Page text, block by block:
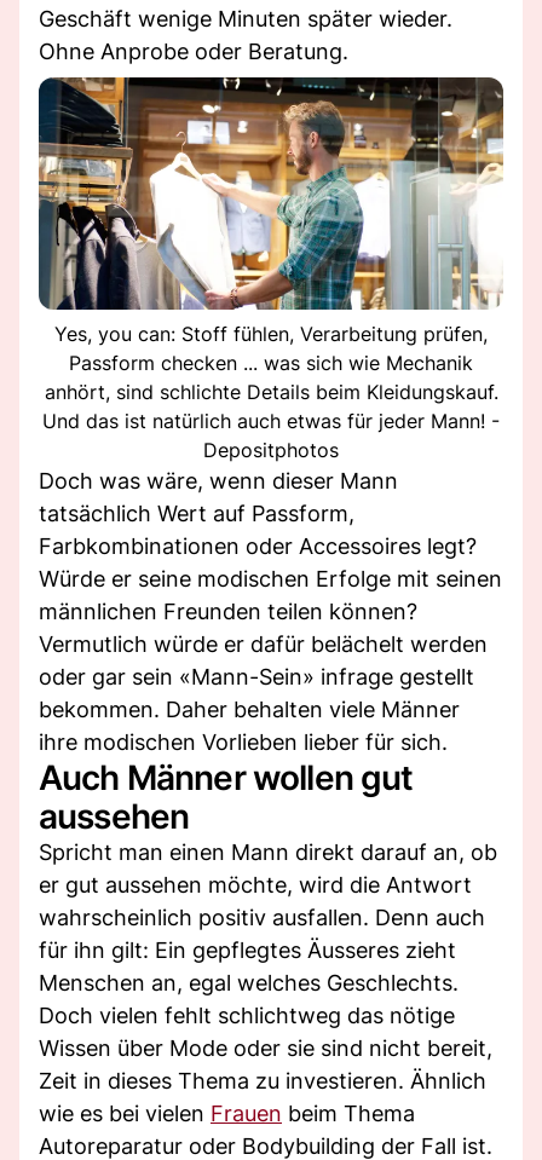
Geschäft wenige Minuten später wieder.
Ohne Anprobe oder Beratung.
Yes, you can: Stoff fühlen, Verarbeitung prüfen,
Passform checken ... was sich wie Mechanik
anhört, sind schlichte Details beim Kleidungskauf.
Und das ist natürlich auch etwas für jeder Mann! -
Depositphotos
Doch was wäre, wenn dieser Mann
tatsächlich Wert auf Passform,
Farbkombinationen oder Accessoires legt?
Würde er seine modischen Erfolge mit seinen
männlichen Freunden teilen können?
Vermutlich würde er dafür belächelt werden
oder gar sein «Mann-Sein» infrage gestellt
bekommen. Daher behalten viele Männer
ihre modischen Vorlieben lieber für sich.
Auch Männer wollen gut
aussehen
Spricht man einen Mann direkt darauf an, ob
er gut aussehen möchte, wird die Antwort
wahrscheinlich positiv ausfallen. Denn auch
für ihn gilt: Ein gepflegtes Äusseres zieht
Menschen an, egal welches Geschlechts.
Doch vielen fehlt schlichtweg das nötige
Wissen über Mode oder sie sind nicht bereit,
Zeit in dieses Thema zu investieren. Ähnlich
wie es bei vielen Frauen beim Thema
Autoreparatur oder Bodybuilding der Fall ist.